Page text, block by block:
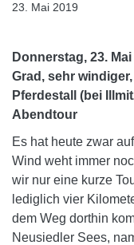
23. Mai 2019
Donnerstag, 23.
Grad, sehr
Pferdestall (bei
Abendtour
Es hat heute zwar
Wind weht immer
wir nur eine kurze
lediglich vier
dem Weg dorthin
Neusiedler Sees,